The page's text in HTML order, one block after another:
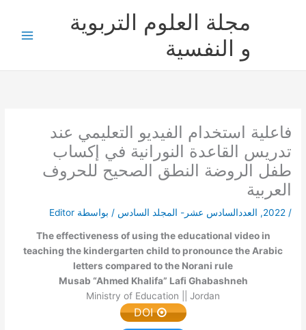
مجلة العلوم التربوية
و النفسية
فاعلية استخدام الفيديو التعليمي عند
تدريس القاعدة النورانية في إكساب
طفل الروضة النطق الصحيح للحروف
العربية
/
2022
, العددالسادس عشر- المجلد السادس / بواسطة Editor
The effectiveness of using the educational video in
teaching the kindergarten child to pronounce the Arabic
letters compared to the Norani rule
Musab “Ahmed Khalifa” Lafi Ghabashneh
Ministry of Education || Jordan
DOI